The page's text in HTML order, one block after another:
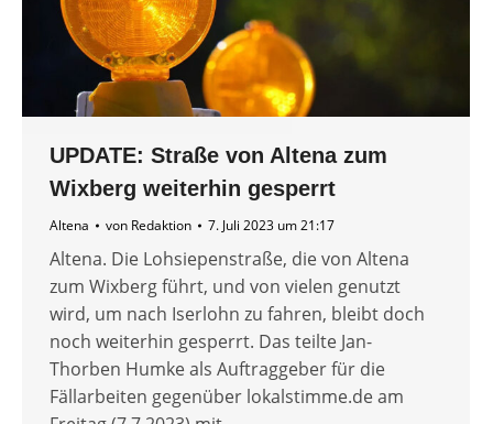
UPDATE: Straße von Altena zum
Wixberg weiterhin gesperrt
Altena von Redaktion 7. Juli 2023 um 21:17
Altena. Die Lohsiepenstraße, die von Altena
zum Wixberg führt, und von vielen genutzt
wird, um nach Iserlohn zu fahren, bleibt doch
noch weiterhin gesperrt. Das teilte Jan-
Thorben Humke als Auftraggeber für die
Fällarbeiten gegenüber lokalstimme.de am